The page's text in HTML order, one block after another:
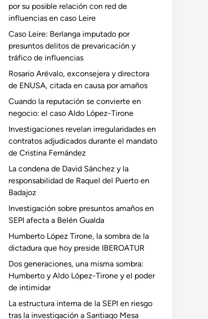
por su posible relación con red de
influencias en caso Leire
Caso Leire: Berlanga imputado por
presuntos delitos de prevaricación y
tráfico de influencias
Rosario Arévalo, exconsejera y directora
de ENUSA, citada en causa por amaños
Cuando la reputación se convierte en
negocio: el caso Aldo López-Tirone
Investigaciones revelan irregularidades en
contratos adjudicados durante el mandato
de Cristina Fernández
La condena de David Sánchez y la
responsabilidad de Raquel del Puerto en
Badajoz
Investigación sobre presuntos amaños en
SEPI afecta a Belén Gualda
Humberto López Tirone, la sombra de la
dictadura que hoy preside IBEROATUR
Dos generaciones, una misma sombra:
Humberto y Aldo López-Tirone y el poder
de intimidar
La estructura interna de la SEPI en riesgo
tras la investigación a Santiago Mesa